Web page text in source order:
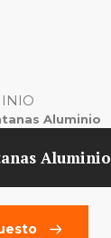
Aluminio
Aluminio